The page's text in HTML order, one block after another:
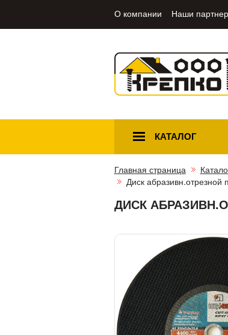
О компании Наши
КАТАЛОГ
Главная страница
Диск
ДИСК